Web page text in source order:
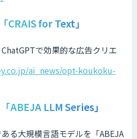
CRAIS for Text」
で効果的な広告クリエ
ai_news/opt-koukoku-
ABEJA LLM Series」
る大規模言語モデルを「ABEJA